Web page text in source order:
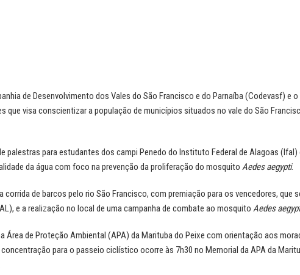
de Desenvolvimento dos Vales do São Francisco e do Parnaíba (Codevasf) e
que visa conscientizar a população de municípios situados no vale do São
para estudantes dos campi Penedo do Instituto Federal de Alagoas (Ifal)
da água com foco na prevenção da proliferação do mosquito Aedes aegypti.
de barcos pelo rio São Francisco, com premiação para os vencedores, que
e a realização no local de uma campanha de combate ao mosquito Aedes
de Proteção Ambiental (APA) da Marituba do Peixe com orientação aos
para o passeio ciclístico ocorre às 7h30 no Memorial da APA da